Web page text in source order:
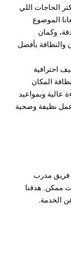
الحاجات اللي
الموضوع
وكمان
والنظافة بأفضل
احترافية
المكان
وبمواعيد
نظيفة وصحية
فريق مدرب
ممكن. هدفنا
الخدمة.